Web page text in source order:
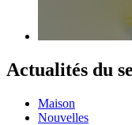
Actualités du
Maison
Nouvelles